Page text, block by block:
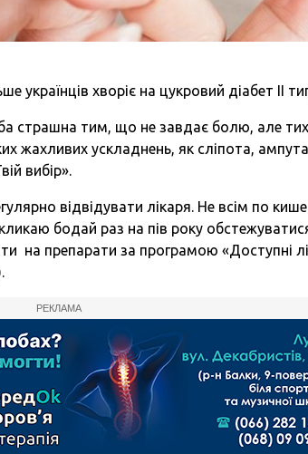
українців хворіє на цукровий діабет ІІ
страшна тим, що не завдає болю, але
жахливих ускладнень, як сліпота,
вибір».
відвідувати лікаря. Не всім по
бодай раз на пів року
на препарати за програмою «Доступні
РЕКЛАМА